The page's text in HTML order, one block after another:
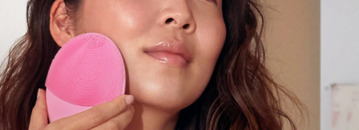
Siparişlerim
Adresim
Aboneliklerim
FAQ™ Pure Beauty-Tech Elixir
issa™ Teeth Whitening Set
Français
Italiano
Português
Polski
Svenska
Русский
Türkçe
简体中文 繁體中文